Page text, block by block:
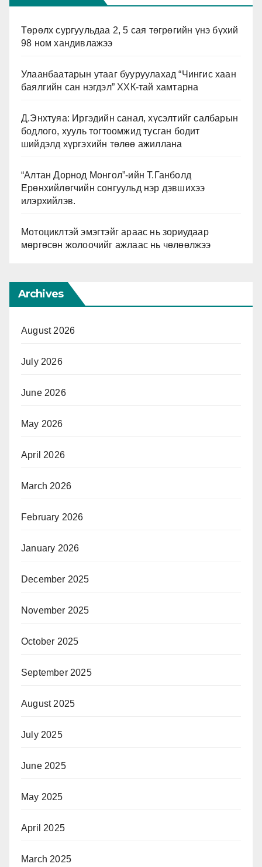
Төрөлх сургуульдаа 2, 5 сая төгрөгийн үнэ бүхий
98 ном хандивлажээ
Улаанбаатарын утааг бууруулахад “Чингис хаан
баялгийн сан нэгдэл” ХХК-тай хамтарна
Д.Энхтуяа: Иргэдийн санал, хүсэлтийг салбарын
бодлого, хууль тогтоомжид тусган бодит
шийдэлд хүргэхийн төлөө ажиллана
“Алтан Дорнод Монгол”-ийн Т.Ганболд
Ерөнхийлөгчийн сонгуульд нэр дэвшихээ
илэрхийлэв.
Мотоциклтэй эмэгтэйг араас нь зориудаар
мөргөсөн жолоочийг ажлаас нь чөлөөлжээ
Archives
August 2026
July 2026
June 2026
May 2026
April 2026
March 2026
February 2026
January 2026
December 2025
November 2025
October 2025
September 2025
August 2025
July 2025
June 2025
May 2025
April 2025
March 2025